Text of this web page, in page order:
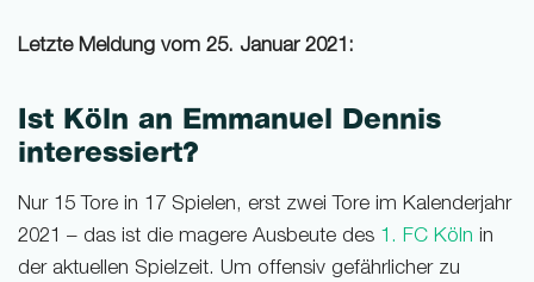
Letzte Meldung vom 25. Januar 2021:
Ist Köln an Emmanuel Dennis
interessiert?
Nur 15 Tore in 17 Spielen, erst zwei Tore im Kalenderjahr
2021 – das ist die magere Ausbeute des 1. FC Köln in
der aktuellen Spielzeit. Um offensiv gefährlicher zu